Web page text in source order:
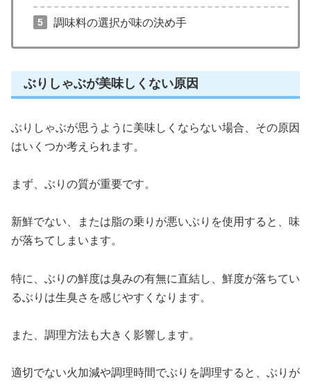
調味料の選択が味の決め手
ぶりしゃぶが美味しくない原因
ぶりしゃぶが思うように美味しくならない場合、その原因
はいくつか考えられます。
まず、ぶりの質が重要です。
新鮮でない、または脂の乗りが悪いぶりを使用すると、味
が落ちてしまいます。
特に、ぶりの鮮度は臭みの有無に直結し、鮮度が落ちてい
るぶりは生臭さを感じやすくなります。
また、調理方法も大きく影響します。
適切でない火加減や調理時間でぶりを調理すると、ぶりが